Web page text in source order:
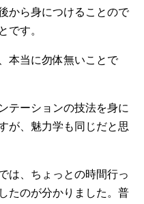
から身につけることので
です。
本当に勿体無いことで
テーションの技法を身に
が、魅力学も同じだと思
は、ちょっとの時間行っ
たのが分かりました。普